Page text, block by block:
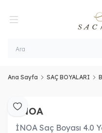
Ana Sayfa SAÇ BOYALARI
Favoriye Ekle
İNOA
İNOA Saç Boyası 4.0